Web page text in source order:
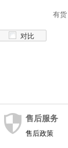
有货
对比
售后服务
售后政策